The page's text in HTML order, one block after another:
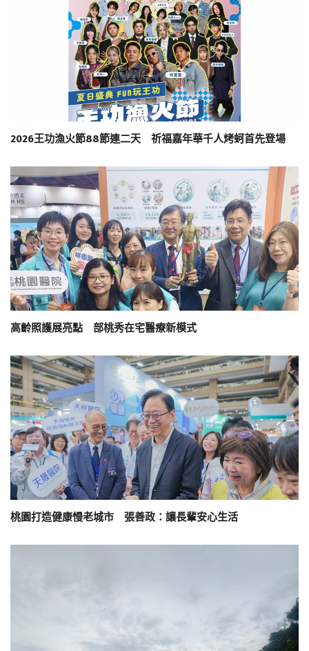
2026王功漁火節88節連二天 祈福嘉年華千人烤蚵首先登場
高齡照護展亮點 部桃秀在宅醫療新模式
桃園打造健康慢老城市 張善政：讓長輩安心生活